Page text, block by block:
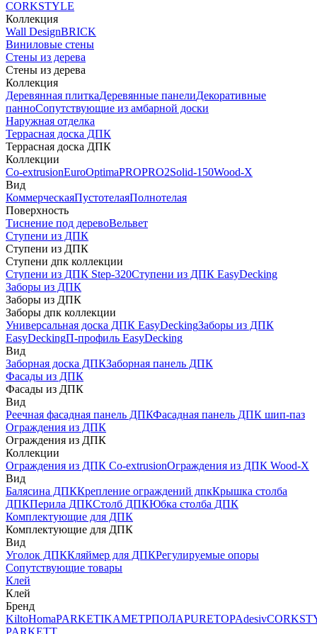
CORKSTYLE
Коллекция
Wall DesignBRICK
Виниловые стены
Стены из дерева
Стены из дерева
Коллекция
Деревянная плиткаДеревянные панелиДекоративные
панноСопутствующие из амбарной доски
Наружная отделка
Террасная доска ДПК
Террасная доска ДПК
Коллекции
Co-extrusionEuroOptimaPROPRO2Solid-150Wood-X
Вид
КоммерческаяПустотелаяПолнотелая
Поверхность
Тиснение под деревоВельвет
Ступени из ДПК
Ступени из ДПК
Ступени дпк коллекции
Ступени из ДПК Step-320Ступени из ДПК EasyDecking
Заборы из ДПК
Заборы из ДПК
Заборы дпк коллекции
Универсальная доска ДПК EasyDeckingЗаборы из ДПК
EasyDeckingП-профиль EasyDecking
Вид
Заборная доска ДПКЗаборная панель ДПК
Фасады из ДПК
Фасады из ДПК
Вид
Реечная фасадная панель ДПКФасадная панель ДПК шип-паз
Ограждения из ДПК
Ограждения из ДПК
Коллекции
Ограждения из ДПК Co-extrusionОграждения из ДПК Wood-X
Вид
Балясина ДПККрепление ограждений дпкКрышка столба
ДПКПерила ДПКСтолб ДПКЮбка столба ДПК
Комплектующие для ДПК
Комплектующие для ДПК
Вид
Уголок ДПККляймер для ДПКРегулируемые опоры
Сопутствующие товары
Клей
Клей
Бренд
KiltoHomaPARKETIKAМЕТРПОЛАPURETOPAdesiv
PARKETT